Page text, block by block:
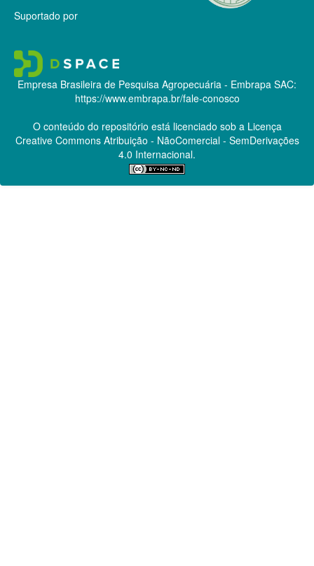
Suportado por
Empresa Brasileira de Pesquisa Agropecuária - Embrapa SAC:
https://www.embrapa.br/fale-conosco
O conteúdo do repositório está licenciado sob a Licença
Creative CommonsAtribuição - NãoComercial - SemDerivações
4.0 Internacional.